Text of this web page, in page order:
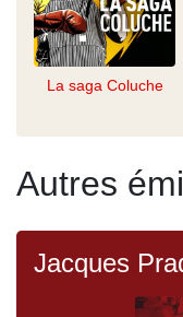
La saga Coluche
Autres
Jacques